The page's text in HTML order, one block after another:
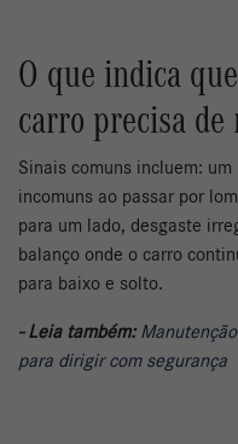
O que indica
carro precisa de
Sinais comuns incluem:
incomuns ao passar por
para um lado, desgaste
balanço onde o carro
para baixo e solto.
- Leia também:
para dirigir com segurança